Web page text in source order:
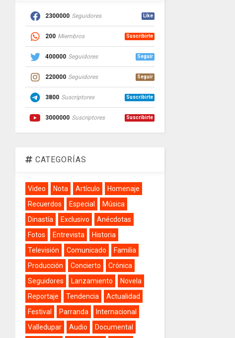
2300000 Seguidores Like
200 Miembros Suscribirte
400000 Seguidores Seguir
220000 Seguidores Seguir
3800 Suscriptores Suscribirte
3000000 Suscriptores Suscribirte
CATEGORÍAS
Video Nota Artículo
Homenaje
Recuerdos
Especial
Música
Dinastía
Exclusivo
Anécdotas
Fotos
Entrevista
Historia
Televisión
Comunicado
Familia
Producción
Concierto
Crónica
Seguidores
Lanzamiento
Novela
Reportaje
Tendencia
Actualidad
Festival
Parranda
Internacional
Valledupar
Audio
Documental